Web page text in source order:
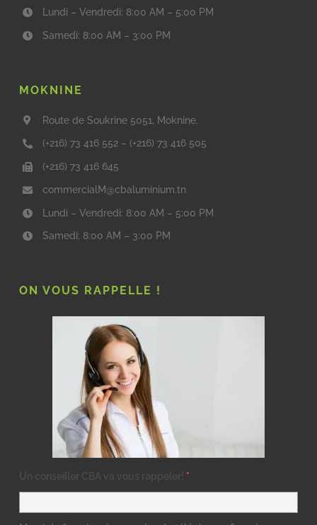
Lundi – Vendredi: 8:00 AM – 5:00 PM
Samedi: 8:00 AM – 3:00 PM
MOKNINE
Route de Soukrine 5051, Moknine.
(+216) 73 416 552 – (+216) 73 416 505
(+216) 73 416 645
commercialM@cbaluminium.tn
Lundi – Vendredi: 8:00 AM – 5:00 PM
Samedi: 8:00 AM – 3:00 PM
ON VOUS RAPPELLE !
Un conseiller CBA va vous rappeler! *